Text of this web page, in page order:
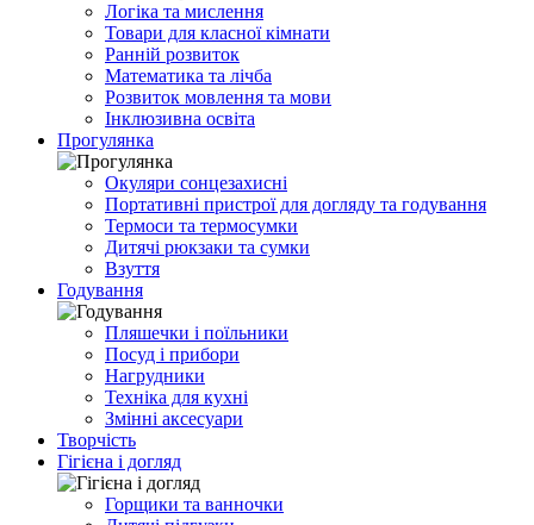
Логіка та мислення
Товари для класної кімнати
Ранній розвиток
Математика та лічба
Розвиток мовлення та мови
Інклюзивна освіта
Прогулянка
Окуляри сонцезахисні
Портативні пристрої для догляду та годування
Термоси та термосумки
Дитячі рюкзаки та сумки
Взуття
Годування
Пляшечки і поїльники
Посуд і прибори
Нагрудники
Техніка для кухні
Змінні аксесуари
Творчість
Гігієна і догляд
Горщики та ванночки